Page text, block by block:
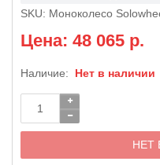
SKU: Моноколесо
Цена: 48 065 р.
Наличие: Нет в наличии
НЕТ